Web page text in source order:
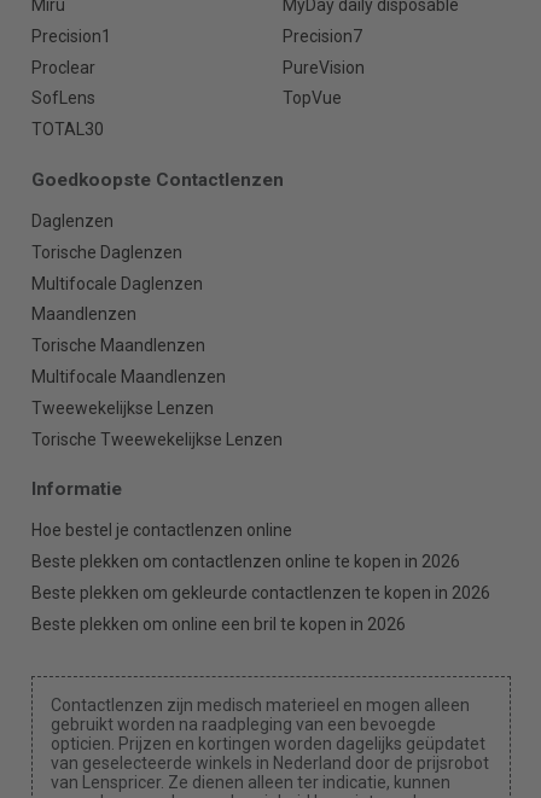
Miru
MyDay daily disposable
Precision1
Precision7
Proclear
PureVision
SofLens
TopVue
TOTAL30
Goedkoopste Contactlenzen
Daglenzen
Torische Daglenzen
Multifocale Daglenzen
Maandlenzen
Torische Maandlenzen
Multifocale Maandlenzen
Tweewekelijkse Lenzen
Torische Tweewekelijkse Lenzen
Informatie
Hoe bestel je contactlenzen online
Beste plekken om contactlenzen online te kopen in 2026
Beste plekken om gekleurde contactlenzen te kopen in 2026
Beste plekken om online een bril te kopen in 2026
Contactlenzen zijn medisch materieel en mogen alleen
gebruikt worden na raadpleging van een bevoegde
opticien. Prijzen en kortingen worden dagelijks geüpdatet
van geselecteerde winkels in Nederland door de prijsrobot
van Lenspricer. Ze dienen alleen ter indicatie, kunnen